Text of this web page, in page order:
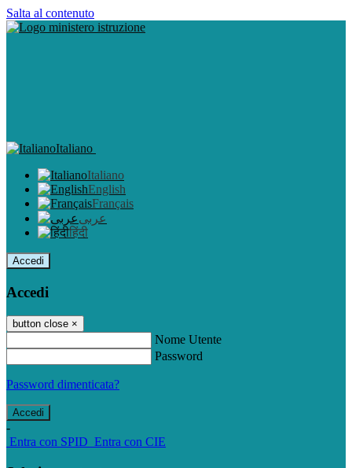
Salta al contenuto
Italiano
Italiano
English
Français
عربى
हिंदी
Accedi
Accedi
button close ×
Nome Utente
Password
Password dimenticata?
-
Entra con SPID Entra con CIE